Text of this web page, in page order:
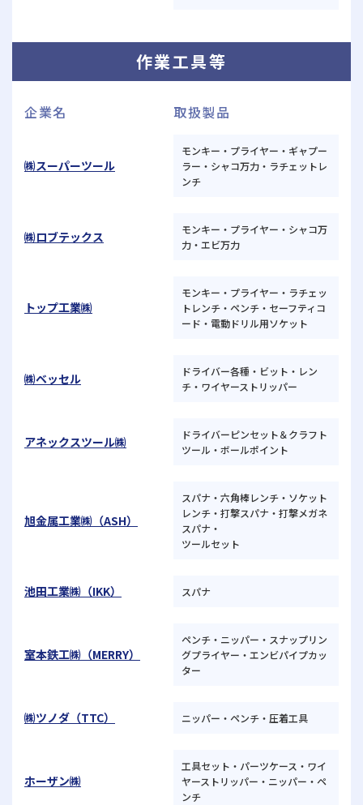
作業工具等
企業名 取扱製品
㈱スーパーツール
モンキー・プライヤー・ギャプー
ラー・シャコ万力・ラチェットレ
ンチ
㈱ロブテックス
モンキー・プライヤー・シャコ万
力・エビ万力
トップ工業㈱
モンキー・プライヤー・ラチェッ
トレンチ・ペンチ・セーフティコ
ード・電動ドリル用ソケット
㈱ベッセル
ドライバー各種・ビット・レン
チ・ワイヤーストリッパー
アネックスツール㈱
ドライバーピンセット＆クラフト
ツール・ボールポイント
旭金属工業㈱（ASH）
スパナ・六角棒レンチ・ソケット
レンチ・打撃スパナ・打撃メガネ
スパナ・
ツールセット
池田工業㈱（IKK） スパナ
室本鉄工㈱（MERRY）
ペンチ・ニッパー・スナップリン
グプライヤー・エンビパイプカッ
ター
㈱ツノダ（TTC） ニッパー・ペンチ・圧着工具
ホーザン㈱
工具セット・パーツケース・ワイ
ヤーストリッパー・ニッパー・ペ
ンチ